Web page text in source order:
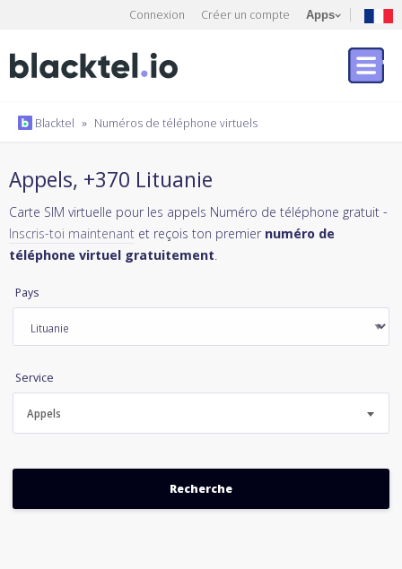
Connexion Créer un compte Apps
Blacktel » Numéros de téléphone virtuels
Appels, +370 Lituanie
Carte SIM virtuelle pour les appels Numéro de téléphone gratuit -
Inscris-toi maintenant et reçois ton premier numéro de
téléphone virtuel gratuitement.
Pays
Service
Appels